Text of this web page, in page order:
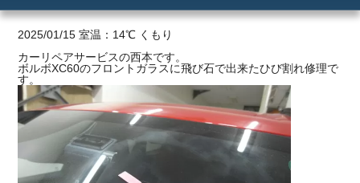
ご利用の流れ
価格
2025/01/15 室温：14℃ くもり
カーリペアサービスの西本です。
ボルボXC60のフロントガラスに飛び石で出来たひび割れ修理で
す。